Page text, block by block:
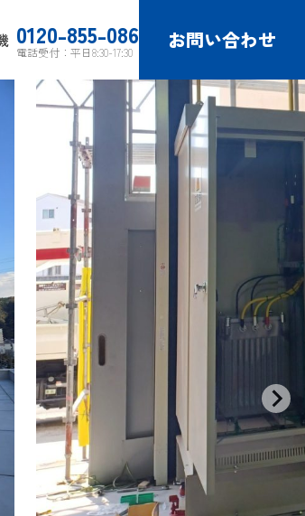
0120-855-086
電話受付：平日8:30-17:30 お問い合わせ